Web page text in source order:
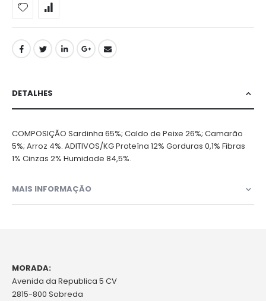
DETALHES
COMPOSIÇÃO Sardinha 65%; Caldo de Peixe 26%; Camarão
5%; Arroz 4%. ADITIVOS/KG Proteína 12% Gorduras 0,1% Fibras
1% Cinzas 2% Humidade 84,5%.
MAIS INFORMAÇÃO
MORADA:
Avenida da Republica 5 CV
2815-800 Sobreda